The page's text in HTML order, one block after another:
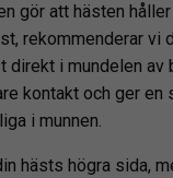
gör att hästen
rekommenderar vi
direkt i mundelen
kontakt och ger
i munnen.
hästs högra sida,